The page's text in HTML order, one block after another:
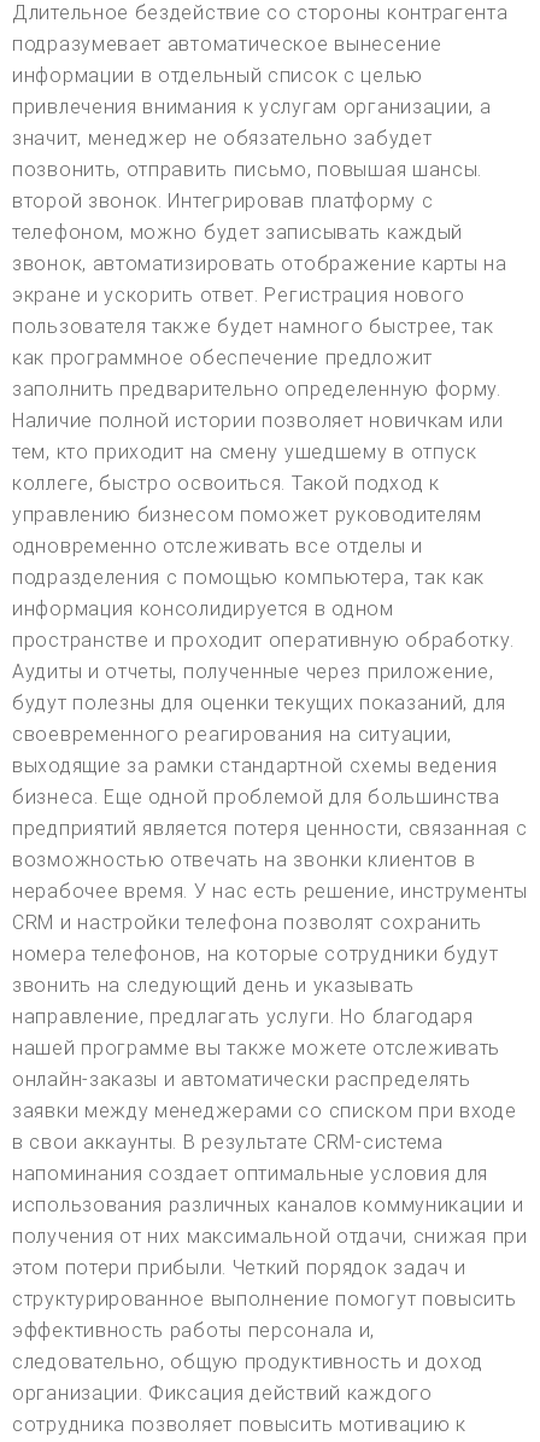
Длительное бездействие со стороны контрагента
подразумевает автоматическое вынесение
информации в отдельный список с целью
привлечения внимания к услугам организации, а
значит, менеджер не обязательно забудет
позвонить, отправить письмо, повышая шансы.
второй звонок. Интегрировав платформу с
телефоном, можно будет записывать каждый
звонок, автоматизировать отображение карты на
экране и ускорить ответ. Регистрация нового
пользователя также будет намного быстрее, так
как программное обеспечение предложит
заполнить предварительно определенную форму.
Наличие полной истории позволяет новичкам или
тем, кто приходит на смену ушедшему в отпуск
коллеге, быстро освоиться. Такой подход к
управлению бизнесом поможет руководителям
одновременно отслеживать все отделы и
подразделения с помощью компьютера, так как
информация консолидируется в одном
пространстве и проходит оперативную обработку.
Аудиты и отчеты, полученные через приложение,
будут полезны для оценки текущих показаний, для
своевременного реагирования на ситуации,
выходящие за рамки стандартной схемы ведения
бизнеса. Еще одной проблемой для большинства
предприятий является потеря ценности, связанная с
возможностью отвечать на звонки клиентов в
нерабочее время. У нас есть решение, инструменты
CRM и настройки телефона позволят сохранить
номера телефонов, на которые сотрудники будут
звонить на следующий день и указывать
направление, предлагать услуги. Но благодаря
нашей программе вы также можете отслеживать
онлайн-заказы и автоматически распределять
заявки между менеджерами со списком при входе
в свои аккаунты. В результате CRM-система
напоминания создает оптимальные условия для
использования различных каналов коммуникации и
получения от них максимальной отдачи, снижая при
этом потери прибыли. Четкий порядок задач и
структурированное выполнение помогут повысить
эффективность работы персонала и,
следовательно, общую продуктивность и доход
организации. Фиксация действий каждого
сотрудника позволяет повысить мотивацию к